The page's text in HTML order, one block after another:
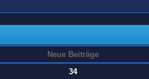
Neue Beiträge
34